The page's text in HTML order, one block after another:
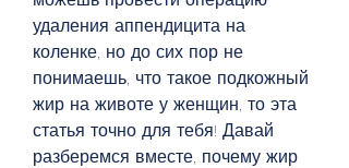
удаления аппендицита на
коленке, но до сих пор не
понимаешь, что такое подкожный
жир на животе у женщин, то эта
статья точно для тебя! Давай
разберемся вместе, почему жир